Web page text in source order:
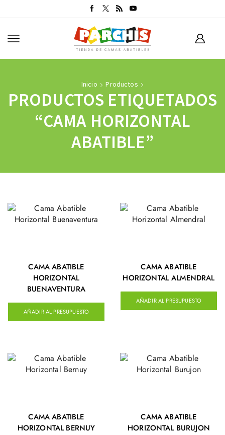
Inicio Productos
PRODUCTOS ETIQUETADOS
“CAMA HORIZONTAL
ABATIBLE”
CAMA ABATIBLE
HORIZONTAL
BUENAVENTURA
AÑADIR AL PRESUPUESTO
CAMA ABATIBLE
HORIZONTAL ALMENDRAL
AÑADIR AL PRESUPUESTO
CAMA ABATIBLE
HORIZONTAL BERNUY
CAMA ABATIBLE
HORIZONTAL BURUJON